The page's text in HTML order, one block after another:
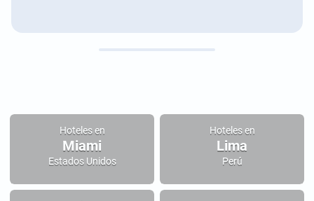
Hoteles en
Miami
Estados Unidos
Hoteles en
Lima
Perú